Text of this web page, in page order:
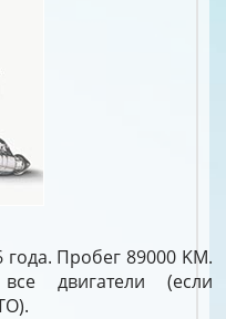
Пробег 89000 KM.
двигатели (если